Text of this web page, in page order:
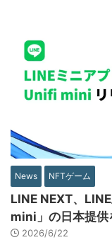
News NFTゲーム
LINE NEXT、
mini」の日本提供
2026/6/22